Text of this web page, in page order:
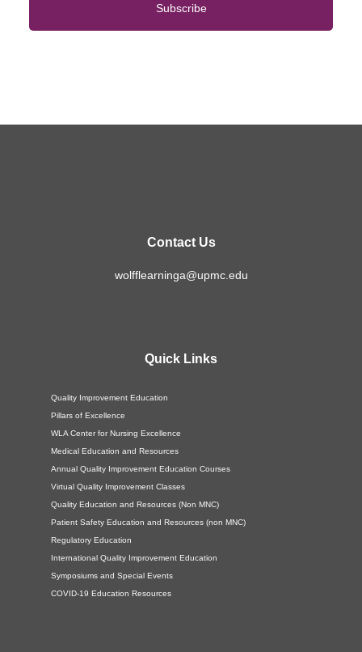
Subscribe
Contact Us
wolfflearninga@upmc.edu
Quick Links
Quality Improvement Education
Pillars of Excellence
WLA Center for Nursing Excellence
Medical Education and Resources
Annual Quality Improvement Education Courses
Virtual Quality Improvement Classes
Quality Education and Resources (Non MNC)
Patient Safety Education and Resources (non MNC)
Regulatory Education
International Quality Improvement Education
Symposiums and Special Events
COVID-19 Education Resources